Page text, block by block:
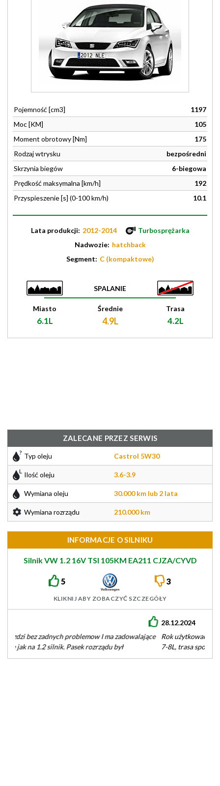
Pojemność [cm3]
1197
Moc [KM]
105
Moment obrotowy [Nm]
175
Rodzaj wtrysku
bezpośredni
Skrzynia biegów
6-biegowa
Prędkość maksymalna [km/h]
192
Przyspieszenie [s] (0-100 km/h)
10.1
Lata produkcji: 2012-2014
Turbosprężarka
Nadwozie: hatchback
Segment: C (kompaktowe)
SPALANIE
Miasto
6.1L
Średnie
4.9L
Trasa
4.2L
ZALECANE PRZEZ SERWIS
Typ oleju Castrol 5W30
Ilość oleju 3.6-3.9
Wymiana oleju 30.000 km lub 2 lata
Wymiana rozrządu 210.000 km
INFORMACJE O SILNIKU
Silnik VW 1.2 16V TSI 105KM EA211 CJZA/CYVD
5 3
KLIKNIJ ABY ZOBACZYĆ SZCZEGÓŁY
Rok użytkowania bez żadnej awarii, spalanie benzyny - miasto
7-8L, trasa spokojna 6L… niestety poza benzyną spala też olej -
…